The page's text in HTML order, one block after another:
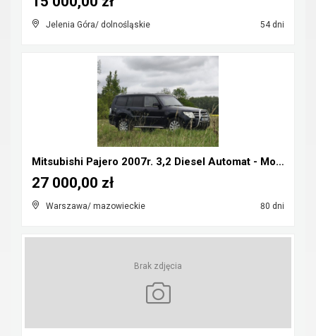
Jelenia Góra/ dolnośląskie 54 dni
Mitsubishi Pajero 2007r. 3,2 Diesel Automat - Możl...
Warszawa/ mazowieckie 80 dni
27 000,00 zł
Brak zdjęcia